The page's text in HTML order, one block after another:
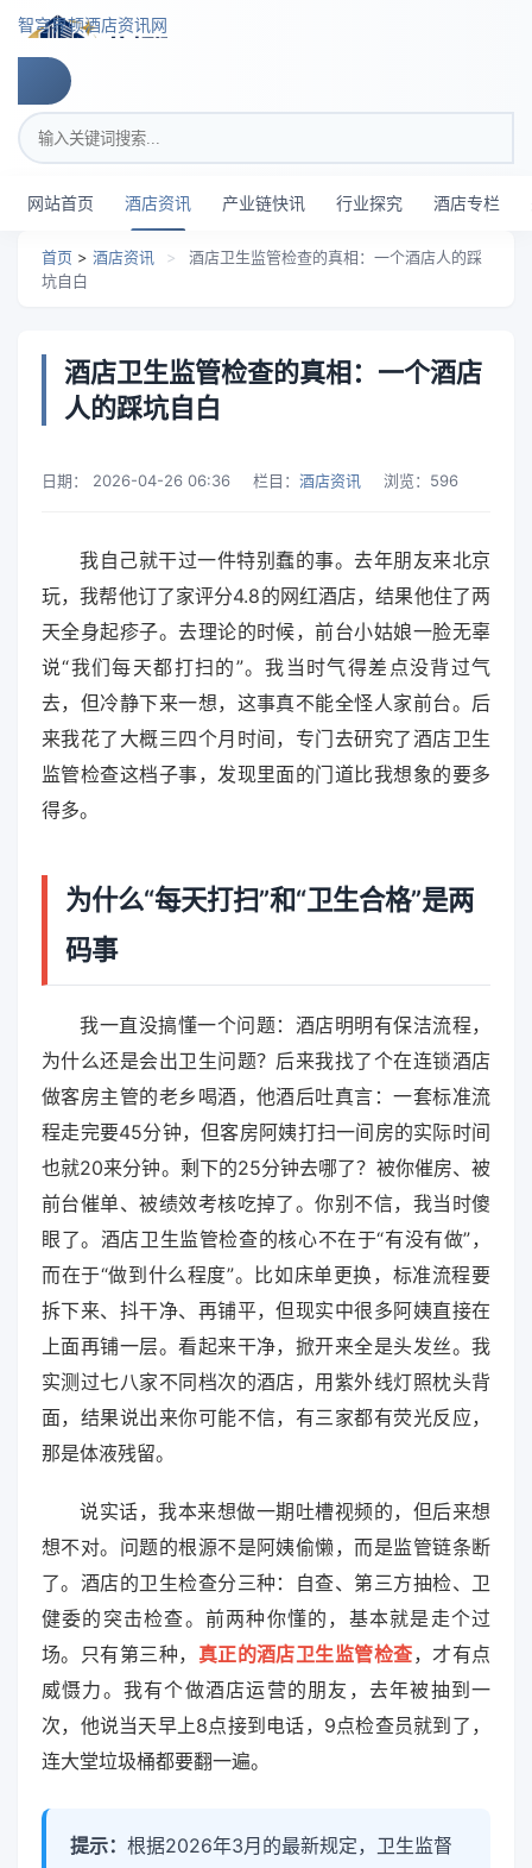
跳转到主要内容
智穹界顿酒店资讯网
搜索关键词
网站首页 酒店资讯 产业链快讯 行业探究 酒店专栏
首页 > 酒店资讯 >
酒店卫生监管检查的真相：一个酒店人的踩
坑自白
酒店卫生监管检查的真相：一个酒店
人的踩坑自白
日期： 2026-04-26 06:36 栏目： 酒店资讯 浏览： 596
我自己就干过一件特别蠢的事。去年朋友来北京
玩，我帮他订了家评分4.8的网红酒店，结果他住了两
天全身起疹子。去理论的时候，前台小姑娘一脸无辜
说“我们每天都打扫的”。我当时气得差点没背过气
去，但冷静下来一想，这事真不能全怪人家前台。后
来我花了大概三四个月时间，专门去研究了酒店卫生
监管检查这档子事，发现里面的门道比我想象的要多
得多。
为什么“每天打扫”和“卫生合格”是两
码事
我一直没搞懂一个问题：酒店明明有保洁流程，
为什么还是会出卫生问题？后来我找了个在连锁酒店
做客房主管的老乡喝酒，他酒后吐真言：一套标准流
程走完要45分钟，但客房阿姨打扫一间房的实际时间
也就20来分钟。剩下的25分钟去哪了？被你催房、被
前台催单、被绩效考核吃掉了。你别不信，我当时傻
眼了。酒店卫生监管检查的核心不在于“有没有做”，
而在于“做到什么程度”。比如床单更换，标准流程要
拆下来、抖干净、再铺平，但现实中很多阿姨直接在
上面再铺一层。看起来干净，掀开来全是头发丝。我
实测过七八家不同档次的酒店，用紫外线灯照枕头背
面，结果说出来你可能不信，有三家都有荧光反应，
那是体液残留。
说实话，我本来想做一期吐槽视频的，但后来想
想不对。问题的根源不是阿姨偷懒，而是监管链条断
了。酒店的卫生检查分三种：自查、第三方抽检、卫
健委的突击检查。前两种你懂的，基本就是走个过
场。只有第三种， 真正的酒店卫生监管检查，才有点
威慑力。我有个做酒店运营的朋友，去年被抽到一
次，他说当天早上8点接到电话，9点检查员就到了，
连大堂垃圾桶都要翻一遍。
提示： 根据2026年3月的最新规定，卫生监督